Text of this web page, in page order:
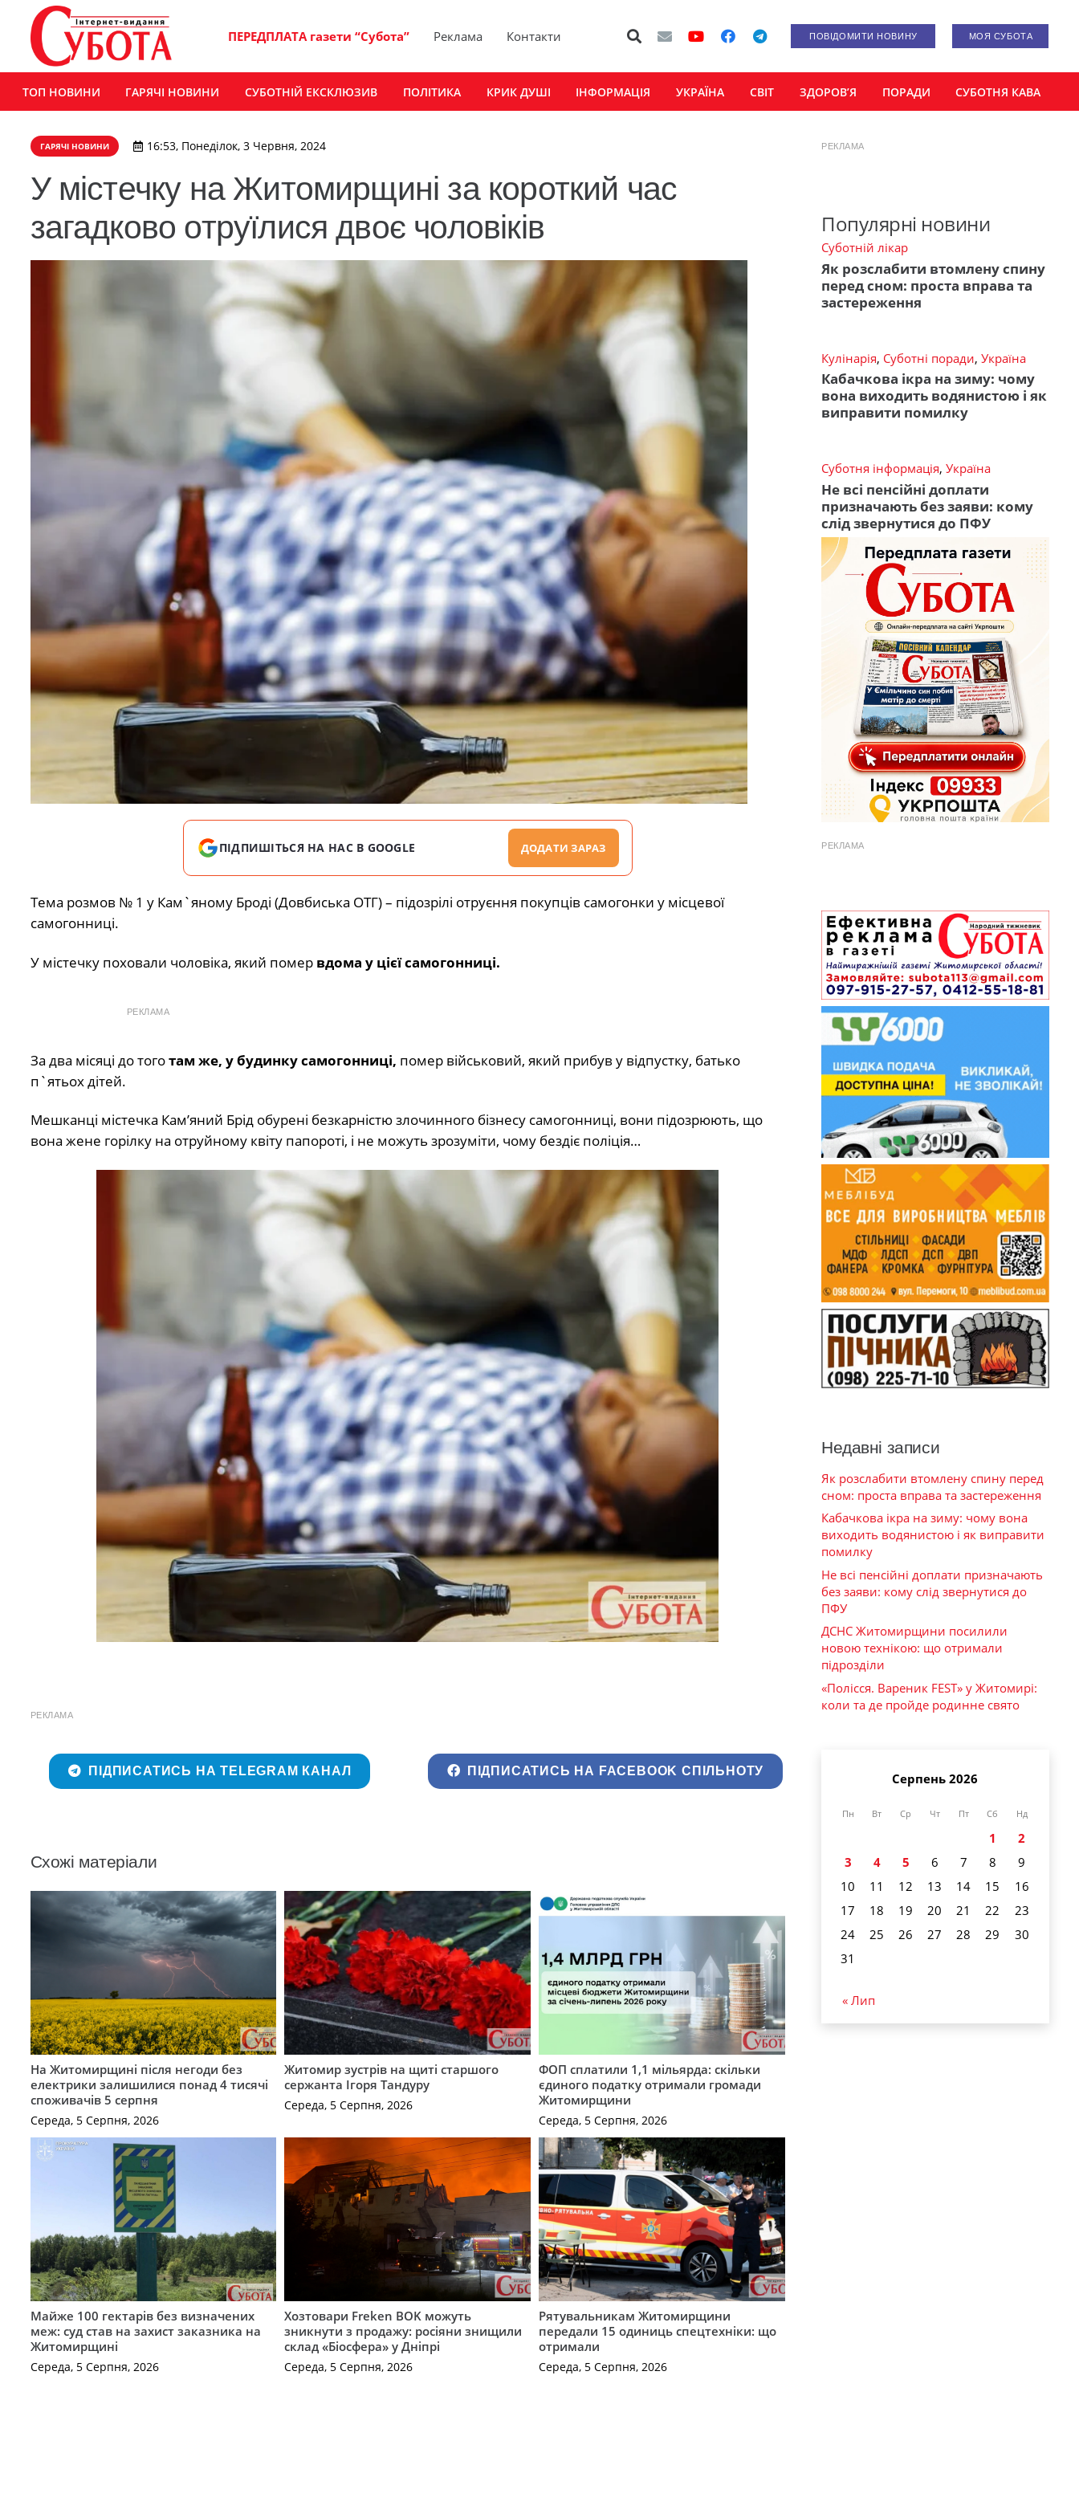
ПЕРЕДПЛАТА газети “Субота” Реклама Контакти ПОВІДОМИТИ НОВИНУ МОЯ СУБОТА
ТОП НОВИНИ ГАРЯЧІ НОВИНИ СУБОТНІЙ ЕКСКЛЮЗИВ ПОЛІТИКА КРИК ДУШІ ІНФОРМАЦІЯ УКРАЇНА СВІТ ЗДОРОВ’Я ПОРАДИ СУБОТНЯ КАВА
ГАРЯЧІ НОВИНИ 16:53, Понеділок, 3 Червня, 2024
У містечку на Житомирщині за короткий час
загадково отруїлися двоє чоловіків
ПІДПИШІТЬСЯ НА НАС В GOOGLE ДОДАТИ ЗАРАЗ
Тема розмов № 1 у Кам`яному Броді (Довбиська ОТГ) – підозрілі отруєння покупців самогонки у місцевої
самогонниці.
У містечку поховали чоловіка, який помер вдома у цієї самогонниці.
РЕКЛАМА
За два місяці до тоготам же, у будинку самогонниці, помер військовий, який прибув у відпустку, батько
п`ятьох дітей.
Мешканці містечка Камʼяний Брід обурені безкарністю злочинного бізнесу самогонниці, вони підозрюють, що
вона жене горілку на отруйному квіту папороті, і не можуть зрозуміти, чому бездіє поліція…
РЕКЛАМА
ПІДПИСАТИСЬ НА TELEGRAM КАНАЛ ПІДПИСАТИСЬ НА FACEBOOK СПІЛЬНОТУ
Схожі матеріали
На Житомирщині після негоди без
електрики залишилися понад 4 тисячі
споживачів 5 серпня
Середа, 5 Серпня, 2026
Житомир зустрів на щиті старшого
сержанта Ігоря Тандуру
Середа, 5 Серпня, 2026
ФОП сплатили 1,1 мільярда: скільки
єдиного податку отримали громади
Житомирщини
Середа, 5 Серпня, 2026
Майже 100 гектарів без визначених
меж: суд став на захист заказника на
Житомирщині
Середа, 5 Серпня, 2026
Хозтовари Freken BOK можуть
зникнути з продажу: росіяни знищили
склад «Біосфера» у Дніпрі
Середа, 5 Серпня, 2026
Рятувальникам Житомирщини
передали 15 одиниць спецтехніки: що
отримали
Середа, 5 Серпня, 2026
РЕКЛАМА
Популярні новини
Суботній лікар
Як розслабити втомлену спину
перед сном: проста вправа та
застереження
Кулінарія, Суботні поради, Україна
Кабачкова ікра на зиму: чому
вона виходить водянистою і як
виправити помилку
Суботня інформація, Україна
Не всі пенсійні доплати
призначають без заяви: кому
слід звернутися до ПФУ
РЕКЛАМА
Недавні записи
Як розслабити втомлену спину перед
сном: проста вправа та застереження
Кабачкова ікра на зиму: чому вона
виходить водянистою і як виправити
помилку
Не всі пенсійні доплати призначають
без заяви: кому слід звернутися до
ПФУ
ДСНС Житомирщини посилили
новою технікою: що отримали
підрозділи
«Полісся. Вареник FEST» у Житомирі:
коли та де пройде родинне свято
Серпень 2026
Пн Вт Ср Чт Пт Сб Нд
1
2
3
4 5 6 7 8
9
10
11 12 13 14 15
16
17
18 19 20 21 22
23
24
25 26 27 28 29
30
31
« Лип